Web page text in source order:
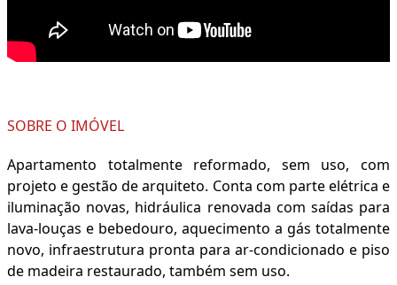
SOBRE O IMÓVEL
Apartamento totalmente reformado, sem uso, com
projeto e gestão de arquiteto. Conta com parte elétrica e
iluminação novas, hidráulica renovada com saídas para
lava-louças e bebedouro, aquecimento a gás totalmente
novo, infraestrutura pronta para ar-condicionado e piso
de madeira restaurado, também sem uso.